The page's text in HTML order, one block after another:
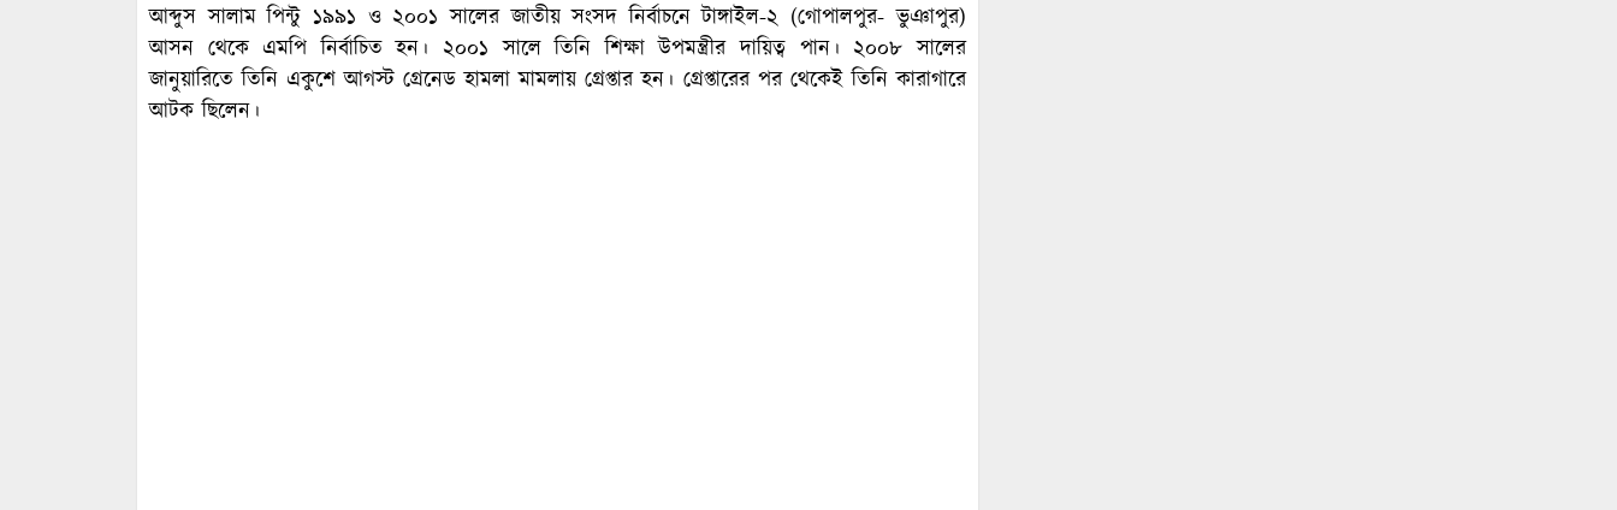
আব্দুস সালাম পিন্টু ১৯৯১ ও ২০০১ সালের জাতীয় সংসদ নির্বাচনে টাঙ্গাইল-২ (গোপালপুর- ভুঞাপুর)
আসন থেকে এমপি নির্বাচিত হন। ২০০১ সালে তিনি শিক্ষা উপমন্ত্রীর দায়িত্ব পান। ২০০৮ সালের
জানুয়ারিতে তিনি একুশে আগস্ট গ্রেনেড হামলা মামলায় গ্রেপ্তার হন। গ্রেপ্তারের পর থেকেই তিনি কারাগারে
আটক ছিলেন।